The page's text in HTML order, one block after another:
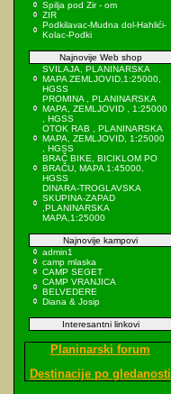
Spilja pod Zir - om
ZIR
Podkilavac-Mudna dol-Hahlići-
Kolac-Podki
Najnovije Web shop
SVILAJA, PLANINARSKA
MAPA ZEMLJOVID,1:25000,
HGSS
PROMINA , PLANINARSKA
MAPA, ZEMLJOVID , 1:25000
, HGSS
OTOK RAB , PLANINARSKA
MAPA, ZEMLJOVID, 1:25000
, HGSS
BRAČ BIKE, BICIKLOM PO
BRAČU, MAPA 1:45000,
HGSS
DINARA-TROGLAVSKA
SKUPINA-ZAPAD
,PLANINARSKA
MAPA,1:25000
Najnovije kampovi
admin1
camp mlaska
CAMP SEGET
CAMP VRANJICA
BELVEDERE
Diana & Josip
Interesantni linkovi
Planinarski forum
Destinacije po gledanosti